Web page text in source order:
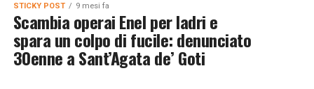
STICKY POST 9 mesi fa
Scambia operai Enel per ladri e
spara un colpo di fucile: denunciato
30enne a Sant’Agata de’ Goti